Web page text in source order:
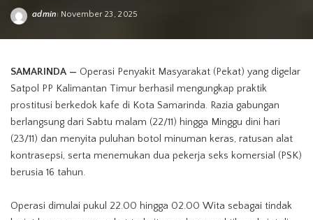
Posted
admin November 23, 2025
SAMARINDA — Operasi Penyakit Masyarakat (Pekat) yang digelar
Satpol PP Kalimantan Timur berhasil mengungkap praktik
prostitusi berkedok kafe di Kota Samarinda. Razia gabungan
berlangsung dari Sabtu malam (22/11) hingga Minggu dini hari
(23/11) dan menyita puluhan botol minuman keras, ratusan alat
kontrasepsi, serta menemukan dua pekerja seks komersial (PSK)
berusia 16 tahun.
Operasi dimulai pukul 22.00 hingga 02.00 Wita sebagai tindak